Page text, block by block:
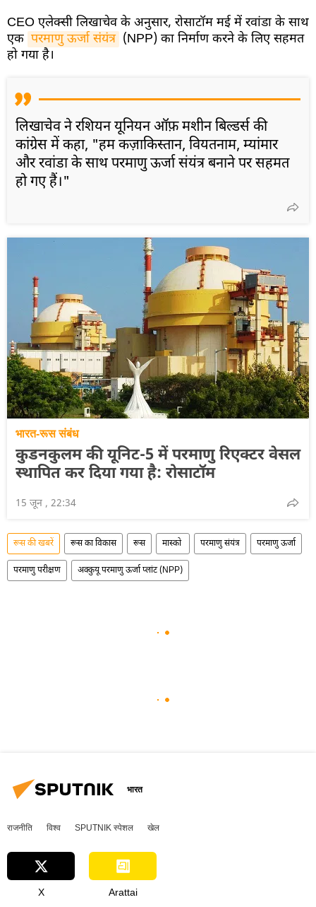
CEO एलेक्सी लिखाचेव के अनुसार, रोसाटॉम मई में रवांडा के साथ
एक परमाणु ऊर्जा संयंत्र (NPP) का निर्माण करने के लिए सहमत
हो गया है।
लिखाचेव ने रशियन यूनियन ऑफ़ मशीन बिल्डर्स की
कांग्रेस में कहा, "हम कज़ाकिस्तान, वियतनाम, म्यांमार
और रवांडा के साथ परमाणु ऊर्जा संयंत्र बनाने पर सहमत
हो गए हैं।"
भारत-रूस संबंध
कुडनकुलम की यूनिट-5 में परमाणु रिएक्टर वेसल
स्थापित कर दिया गया है: रोसाटॉम
15 जून , 22:34
रूस की खबरें रूस का विकास रूस मास्को परमाणु संयंत्र परमाणु ऊर्जा
परमाणु परीक्षण अक्कुयू परमाणु ऊर्जा प्लांट (NPP)
भारत
राजनीति विश्व SPUTNIK स्पेशल खेल
X Arattai